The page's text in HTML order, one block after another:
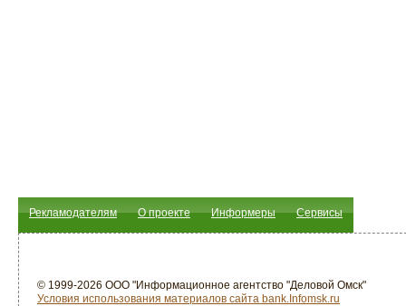
Рекламодателям О проекте Информеры Сервисы
© 1999-2026 ООО "Информационное агентство "Деловой Омск"
Условия использования материалов сайта bank.Infomsk.ru